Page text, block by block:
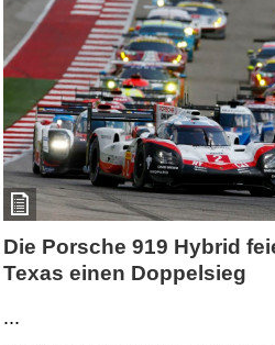
Die Porsche 919 Hybrid
Texas einen Doppelsieg
...